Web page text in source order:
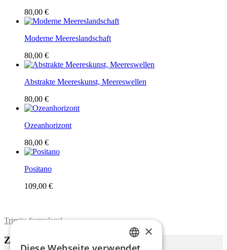
80,00 €
Moderne Meereslandschaft
80,00 €
Abstrakte Meereskunst, Meereswellen
80,00 €
Ozeanhorizont
80,00 €
Positano
109,00 €
Trimite formularul
Zu diesem Werk
×